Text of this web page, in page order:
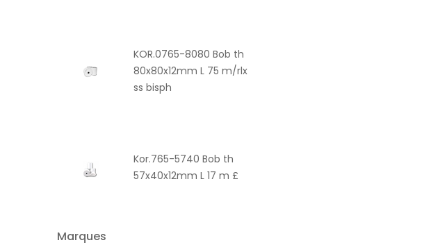
KOR.0765-8080 Bob th
80x80x12mm L 75 m/rlx
ss bisph
Kor.765-5740 Bob th
57x40x12mm L 17 m £
Marques